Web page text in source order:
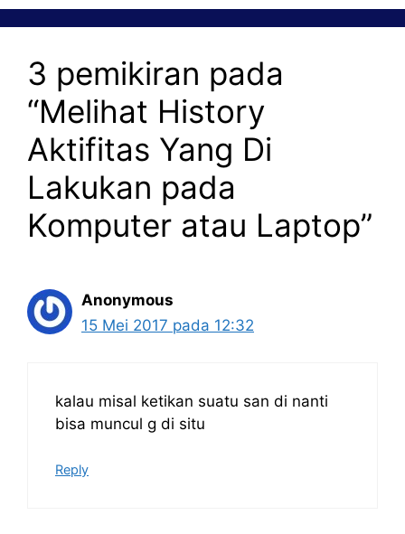
3 pemikiran pada
“Melihat History
Aktifitas Yang Di
Lakukan pada
Komputer atau Laptop”
Anonymous
15 Mei 2017 pada 12:32
kalau misal ketikan suatu san di nanti
bisa muncul g di situ
Reply